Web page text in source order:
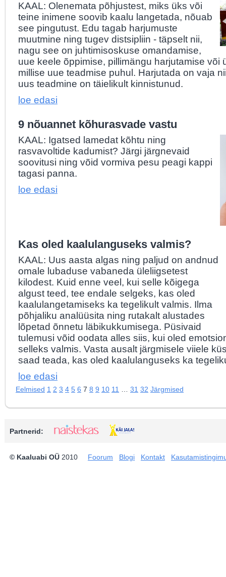
KAAL: Olenemata põhjustest, miks üks või
teine inimene soovib kaalu langetada, nõuab
see pingutust. Edu tagab harjumuste
muutmine ning tugev distsipliin - täpselt nii,
nagu see on juhtimisoskuse omandamise,
uue keele õppimise, pillimängu harjutamise või
millise uue teadmise puhul. Harjutada on vaja
uus teadmine on täielikult kinnistunud.
loe edasi
9 nõuannet kõhurasvade vastu
KAAL: Igatsed lamedat kõhtu ning
rasvavoltide kadumist? Järgi järgnevaid
soovitusi ning võid vormiva pesu peagi kappi
tagasi panna.
loe edasi
Kas oled kaalulanguseks valmis?
KAAL: Uus aasta algas ning paljud on andnud
omale lubaduse vabaneda üleliigsetest
kilodest. Kuid enne veel, kui selle kõigega
algust teed, tee endale selgeks, kas oled
kaalulangetamiseks ka tegelikult valmis. Ilma
põhjaliku analüüsita ning rutakalt alustades
lõpetad õnnetu läbikukkumisega. Püsivaid
tulemusi võid oodata alles siis, kui oled
selleks valmis. Vasta ausalt järgmisele viiele
saad teada, kas oled kaalulanguseks ka
loe edasi
Eelmised 1 2 3 4 5 6 7 8 9 10 11 31 32 Järgmised
Partnerid:
© Kaaluabi OÜ 2010 Foorum Blogi Kontakt